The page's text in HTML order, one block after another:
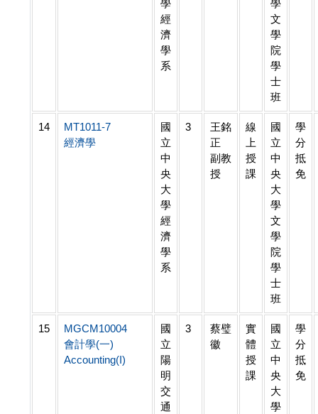
學
經
濟
學
系
學
文
學
院
學
士
班
14
MT1011-7
經濟學
國
立
中
央
大
學
經
濟
學
系
3
王銘
正
副教
授
線
上
授
課
國
立
中
央
大
學
文
學
院
學
士
班
學
分
抵
免
15
MGCM10004
會計學(一)
Accounting(I)
國
立
陽
明
交
通
3
蔡璧
徽
實
體
授
課
國
立
中
央
大
學
學
分
抵
免